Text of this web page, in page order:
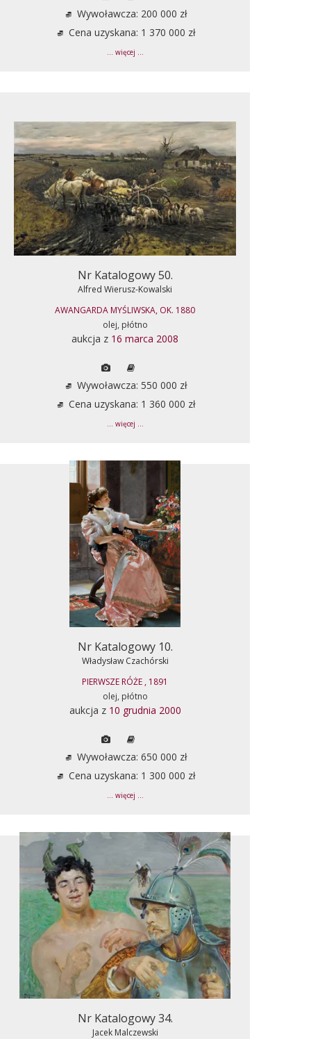
Wywoławcza: 200 000 zł
Cena uzyskana: 1 370 000 zł
... więcej ...
Nr Katalogowy 50.
Alfred Wierusz-Kowalski
AWANGARDA MYŚLIWSKA, OK. 1880
olej, płótno
aukcja z 16 marca 2008
Wywoławcza: 550 000 zł
Cena uzyskana: 1 360 000 zł
... więcej ...
Nr Katalogowy 10.
Władysław Czachórski
PIERWSZE RÓŻE , 1891
olej, płótno
aukcja z 10 grudnia 2000
Wywoławcza: 650 000 zł
Cena uzyskana: 1 300 000 zł
... więcej ...
Nr Katalogowy 34.
Jacek Malczewski